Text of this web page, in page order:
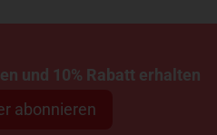
und 10% Rabatt erhalten
abonnieren